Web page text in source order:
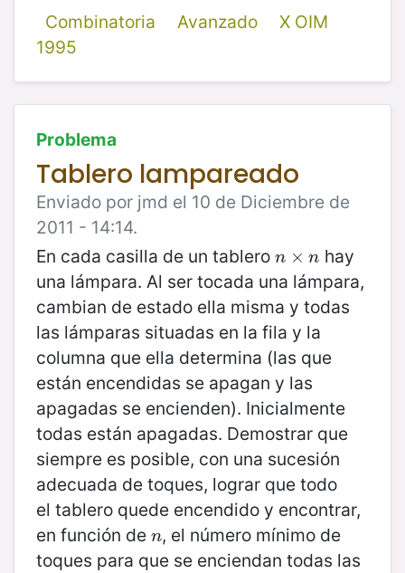
Combinatoria
Avanzado
X OIM
1995
Problema
Tablero lampareado
Enviado por jmd el 10 de Diciembre de
2011 - 14:14.
En cada casilla de un tablero n × n
n×n
hay
una lámpara. Al ser tocada una lámpara,
cambian de estado ella misma y todas
las lámparas situadas en la fila y la
columna que ella determina (las que
están encendidas se apagan y las
apagadas se encienden). Inicialmente
todas están apagadas. Demostrar que
siempre es posible, con una sucesión
adecuada de toques, lograr que todo
el tablero quede encendido y encontrar,
en función de n
n, el número mínimo de
toques para que se enciendan todas las